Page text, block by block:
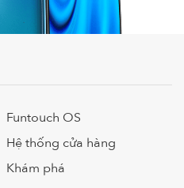
Funtouch OS
Hệ thống cửa hàng
Khám phá